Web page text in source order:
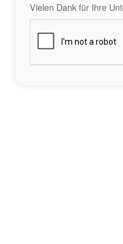
Vielen Dank für Ihre